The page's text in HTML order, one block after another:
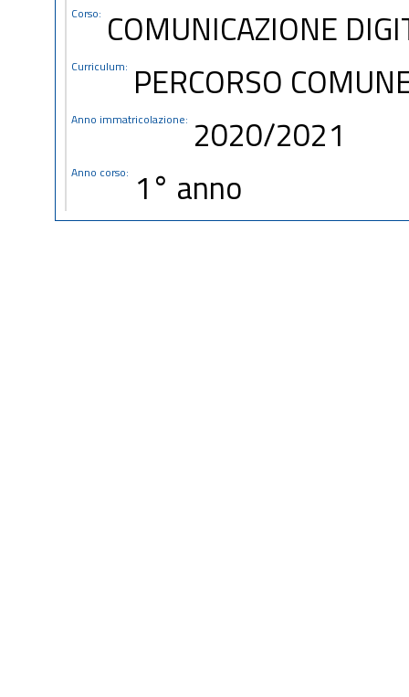
Corso: COMUNICAZIONE
Curriculum: PERCORSO
Anno immatricolazione: 2020/2021
Anno corso: 1° anno